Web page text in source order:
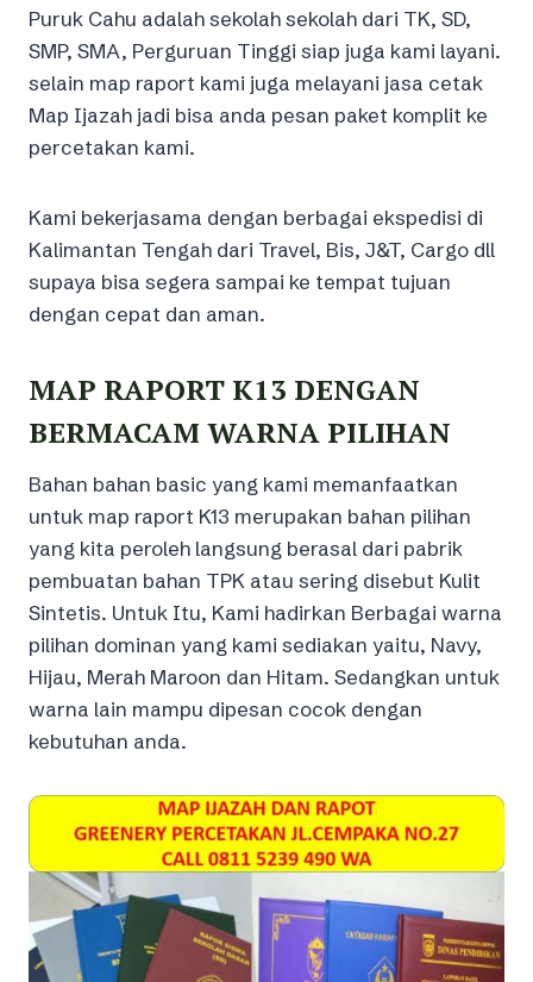
Puruk Cahu adalah sekolah sekolah dari TK, SD,
SMP, SMA, Perguruan Tinggi siap juga kami layani.
selain map raport kami juga melayani jasa cetak
Map Ijazah jadi bisa anda pesan paket komplit ke
percetakan kami.
Kami bekerjasama dengan berbagai ekspedisi di
Kalimantan Tengah dari Travel, Bis, J&T, Cargo dll
supaya bisa segera sampai ke tempat tujuan
dengan cepat dan aman.
MAP RAPORT K13 DENGAN
BERMACAM WARNA PILIHAN
Bahan bahan basic yang kami memanfaatkan
untuk map raport K13 merupakan bahan pilihan
yang kita peroleh langsung berasal dari pabrik
pembuatan bahan TPK atau sering disebut Kulit
Sintetis. Untuk Itu, Kami hadirkan Berbagai warna
pilihan dominan yang kami sediakan yaitu, Navy,
Hijau, Merah Maroon dan Hitam. Sedangkan untuk
warna lain mampu dipesan cocok dengan
kebutuhan anda.